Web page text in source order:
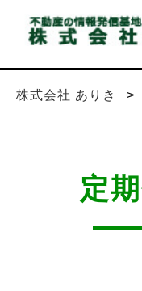
株式会社 ありき >
定